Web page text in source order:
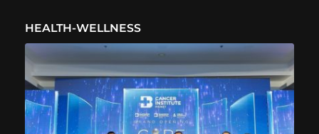
HEALTH-WELLNESS